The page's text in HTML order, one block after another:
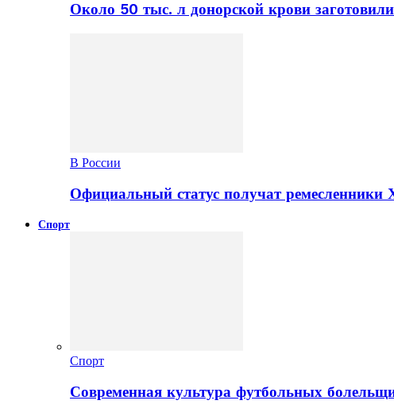
Около 50 тыс. л донорской крови
В России
Официальный статус получат ремесленники
Спорт
Спорт
Современная культура футбольных